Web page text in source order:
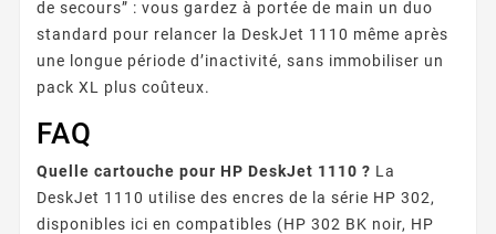
de secours” : vous gardez à portée de main un duo
standard pour relancer la DeskJet 1110 même après
une longue période d’inactivité, sans immobiliser un
pack XL plus coûteux.
FAQ
Quelle cartouche pour HP DeskJet 1110 ? La
DeskJet 1110 utilise des encres de la série HP 302,
disponibles ici en compatibles (HP 302 BK noir, HP